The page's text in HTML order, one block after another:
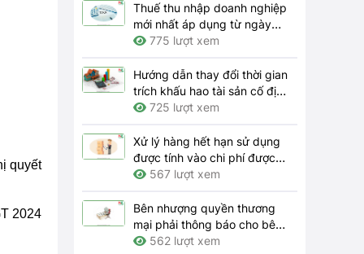
quyết
2024
Thuế thu nhập doanh nghiệp
mới nhất áp dụng từ ngày
01/7/2023
775 lượt xem
Hướng dẫn thay đổi thời gian
trích khấu hao tài sản cố định
theo quy định hiện hành như
725 lượt xem
Xử lý hàng hết hạn sử dụng
được tính vào chi phí được
trừ khi tính thuế thu nhập
những gì?
567 lượt xem
Bên nhượng quyền thương
mại phải thông báo cho bên
nhận quyền những thay đổi
562 lượt xem